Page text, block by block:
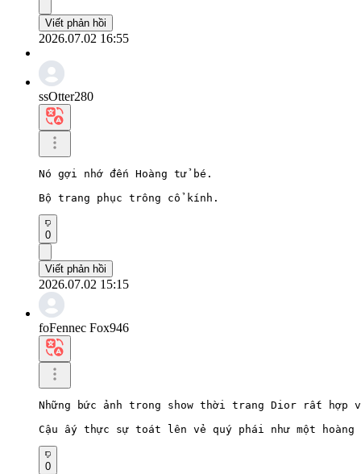
Viết phản hồi
2026.07.02 16:55
ssOtter280
Nó gợi nhớ đến Hoàng tử bé.
Bộ trang phục trông cổ kính.
0
Viết phản hồi
2026.07.02 15:15
foFennec Fox946
Những bức ảnh trong show thời trang Dior rất hợp
Cậu ấy thực sự toát lên vẻ quý phái như một
0